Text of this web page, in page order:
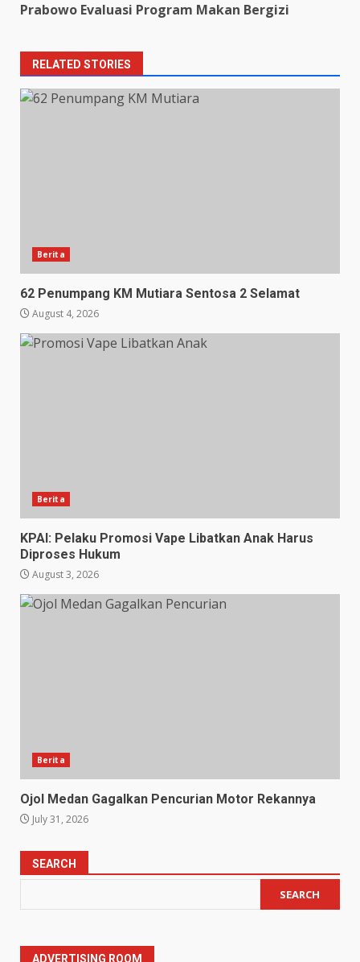
Prabowo Evaluasi Program Makan Bergizi
RELATED STORIES
Berita
62 Penumpang KM Mutiara Sentosa 2 Selamat
August 4, 2026
Berita
KPAI: Pelaku Promosi Vape Libatkan Anak Harus
Diproses Hukum
August 3, 2026
Berita
Ojol Medan Gagalkan Pencurian Motor Rekannya
July 31, 2026
SEARCH
SEARCH
ADVERTISING ROOM